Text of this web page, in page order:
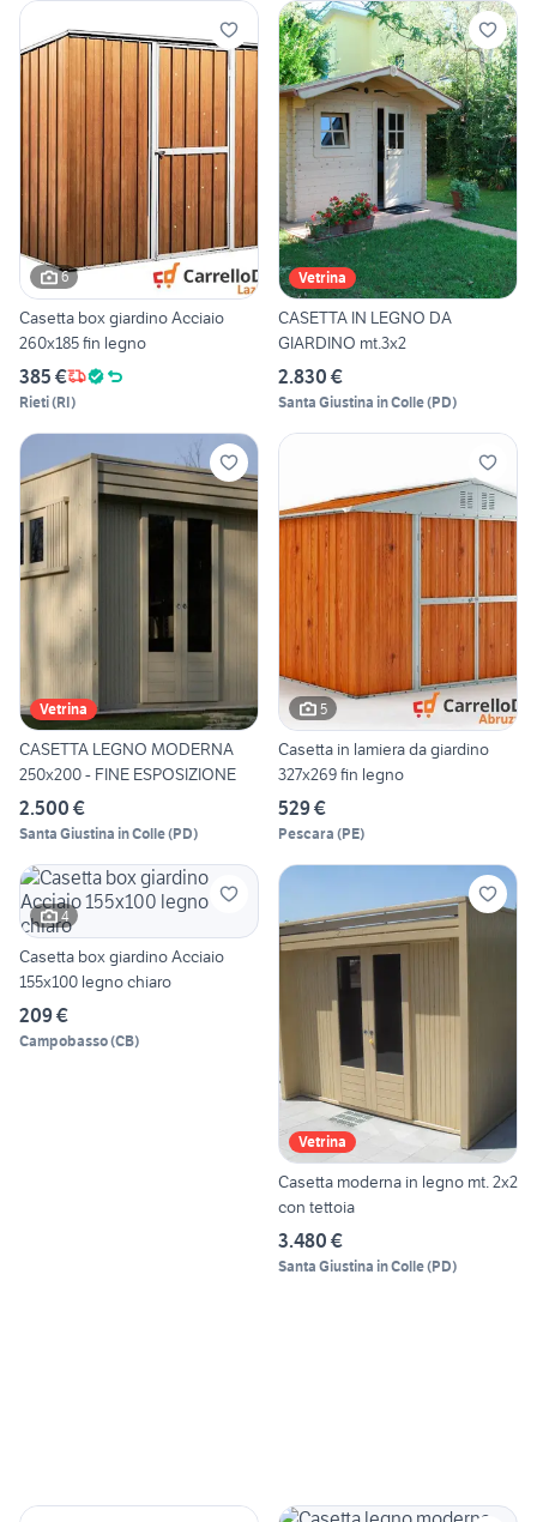
6
Casetta box giardino Acciaio
260x185 fin legno
385 €
Rieti(RI)
Vetrina
CASETTA IN LEGNO DA
GIARDINO mt.3x2
2.830 €
Santa Giustina in Colle(PD)
Vetrina
CASETTA LEGNO MODERNA
250x200 - FINE ESPOSIZIONE
2.500 €
Santa Giustina in Colle(PD)
5
Casetta in lamiera da giardino
327x269 fin legno
529 €
Pescara (PE)
4
Casetta box giardino Acciaio
155x100 legno chiaro
209 €
Campobasso(CB)
Vetrina
Casetta moderna in legno mt. 2x2
con tettoia
3.480 €
Santa Giustina in Colle(PD)